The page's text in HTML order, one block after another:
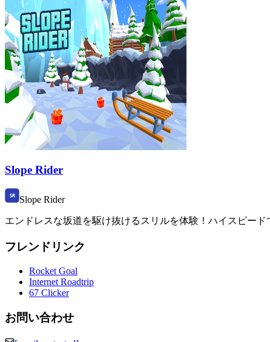
Slope Rider
Slope Rider
エンドレスな坂道を駆け抜けるスリルを体験！ハイスピー
フレンドリンク
Rocket Goal
Internet Roadtrip
67 Clicker
お問い合わせ